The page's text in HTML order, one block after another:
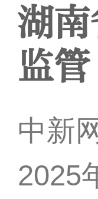
湖
监
中新
2025